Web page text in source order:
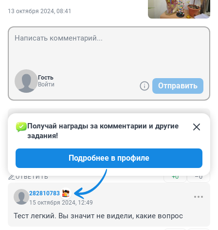
13 октября 2024, 08:41
Гость
Войти
Отправить
20 октября 2024, 11:34
Люди с советским образоаанием ответят больше и
правильно на вопрлсы этого теста, чем современные
ОТВЕТИТЬ +0 –0
282810783
Получай награды за комментарии и другие
задания!
Подробнее в профиле
15 октября 2024, 12:49
Тест легкий. Вы значит не видели, какие вопрос